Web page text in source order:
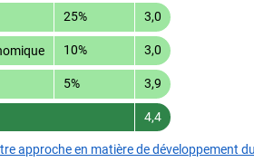
25% 3,0
10% 3,0
5% 3,9
4,4
approche en matière de développement